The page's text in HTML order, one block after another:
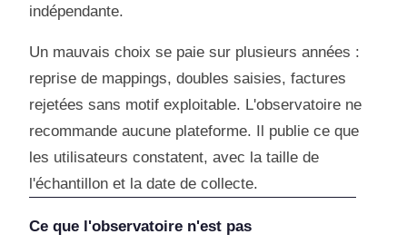
indépendante.
Un mauvais choix se paie sur plusieurs années :
reprise de mappings, doubles saisies, factures
rejetées sans motif exploitable. L'observatoire ne
recommande aucune plateforme. Il publie ce que
les utilisateurs constatent, avec la taille de
l'échantillon et la date de collecte.
Ce que l'observatoire n'est pas